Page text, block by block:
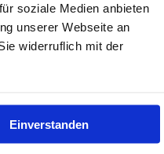
soziale Medien anbieten
unserer Webseite an
widerruflich mit der
Einverstanden